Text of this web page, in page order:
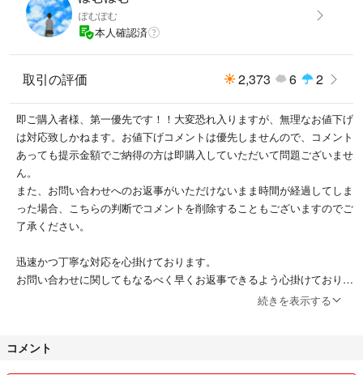
パッケージ/H228×W146×D16mm
コットンケース/H245×W145mm
カバー本体/H220×W120×D10mm
ノートリフィル/H210×W110×D4mm
AND TRIP
notebook TOKYO EDITION
人気ノート/メモ...トラベラーズノート
ぽむぽむ
本人確認済
取引の評価 2,373 6 2
即ご購入者様、第一優先です！！大変恐れ入りますが、無理なお値下げ
は対応致しかねます。お値下げコメントは優先しませんので、コメント
あっても提示金額でご納得の方は即購入していただいて問題ございませ
ん。
また、お問い合わせへのお返事がいただけないまま時間が経過してしま
った場合、こちらの判断でコメントを削除することもございますのでご
了承ください。
迅速かつ丁寧な対応を心掛けております。
お問い合わせに関してもなるべく早くお返事できるよう心掛けておりま
続きを表示する
コメント